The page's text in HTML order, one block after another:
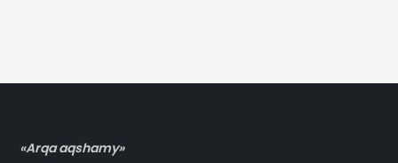
«Arqa aqshamy»